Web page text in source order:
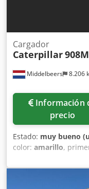
Middelbeers 8.206
Cargador
Caterpillar908M
Información de
precio
Estado: muy bueno
color: amarillo,
,
Equipamiento:
modelo: 2018